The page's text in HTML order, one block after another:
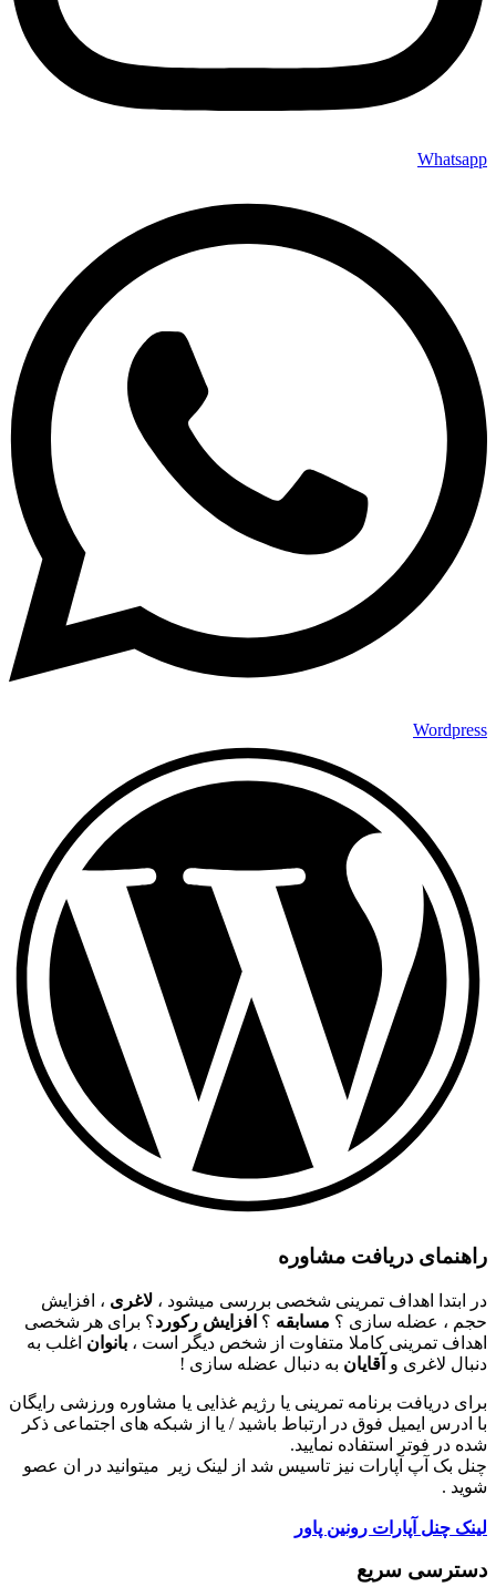
Whatsapp
Wordpress
راهنمای دریافت مشاوره
در ابتدا اهداف تمرینی شخصی بررسی میشود ، لاغری ، افزایش
حجم ، عضله سازی ؟ مسابقه ؟ افزایش رکورد؟ برای هر شخصی
اهداف تمرینی کاملا متفاوت از شخص دیگر است ، بانوان اغلب به
دنبال لاغری و آقایان به دنبال عضله سازی !
برای دریافت برنامه تمرینی یا رژیم غذایی یا مشاوره ورزشی رایگان
با ادرس ایمیل فوق در ارتباط باشید / یا از شبکه های اجتماعی ذکر
شده در فوتر استفاده نمایید.
چنل بک آپ آپارات نیز تاسیس شد از لینک زیر میتوانید در ان عصو
شوید .
لینک چنل آپارات رونین پاور
دسترسی سریع